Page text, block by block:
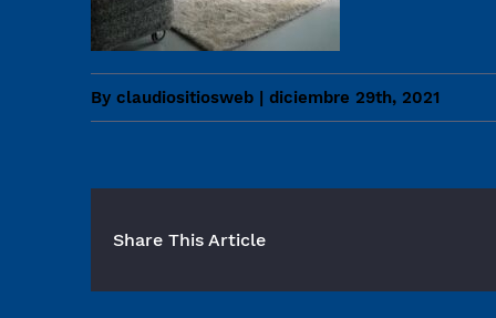
By claudiositiosweb | diciembre 29th, 2021
Share This Article